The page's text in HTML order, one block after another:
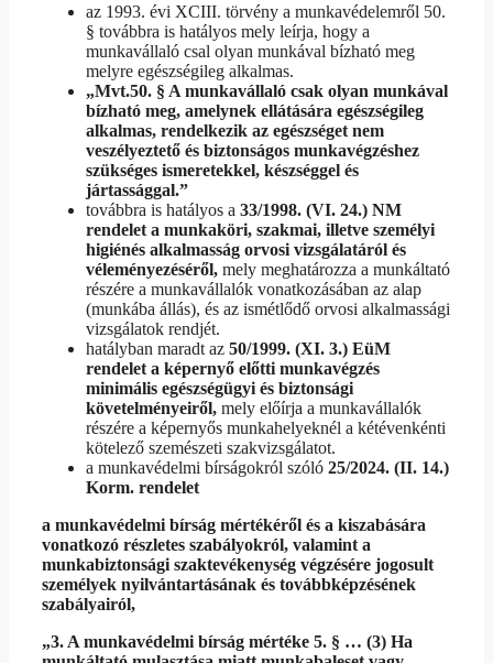
az 1993. évi XCIII. törvény a munkavédelemről 50.
§ továbbra is hatályos mely leírja, hogy a
munkavállaló csal olyan munkával bízható meg
melyre egészségileg alkalmas.
„Mvt.50. § A munkavállaló csak olyan munkával
bízható meg, amelynek ellátására egészségileg
alkalmas, rendelkezik az egészséget nem
veszélyeztető és biztonságos munkavégzéshez
szükséges ismeretekkel, készséggel és
jártassággal.”
továbbra is hatályos a 33/1998. (VI. 24.) NM
rendelet a munkaköri, szakmai, illetve személyi
higiénés alkalmasság orvosi vizsgálatáról és
véleményezéséről, mely meghatározza a munkáltató
részére a munkavállalók vonatkozásában az alap
(munkába állás), és az ismétlődő orvosi alkalmassági
vizsgálatok rendjét.
hatályban maradt az 50/1999. (XI. 3.) EüM
rendelet a képernyő előtti munkavégzés
minimális egészségügyi és biztonsági
követelményeiről, mely előírja a munkavállalók
részére a képernyős munkahelyeknél a kétévenkénti
kötelező szemészeti szakvizsgálatot.
a munkavédelmi bírságokról szóló 25/2024. (II. 14.)
Korm. rendelet
a munkavédelmi bírság mértékéről és a kiszabására
vonatkozó részletes szabályokról, valamint a
munkabiztonsági szaktevékenység végzésére jogosult
személyek nyilvántartásának és továbbképzésének
szabályairól,
„3. A munkavédelmi bírság mértéke 5. § … (3) Ha